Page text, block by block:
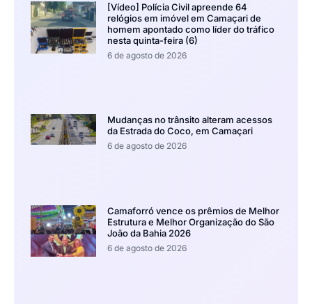
[Vídeo] Polícia Civil apreende 64
relógios em imóvel em Camaçari de
homem apontado como líder do tráfico
nesta quinta-feira (6)
6 de agosto de 2026
Mudanças no trânsito alteram acessos
da Estrada do Coco, em Camaçari
6 de agosto de 2026
Camaforró vence os prêmios de Melhor
Estrutura e Melhor Organização do São
João da Bahia 2026
6 de agosto de 2026